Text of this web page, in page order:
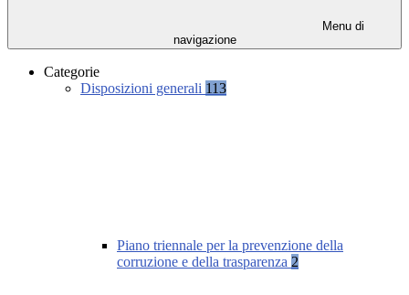
Menu di
navigazione
Categorie
Disposizioni generali 113
Piano triennale per la prevenzione della
corruzione e della trasparenza 2